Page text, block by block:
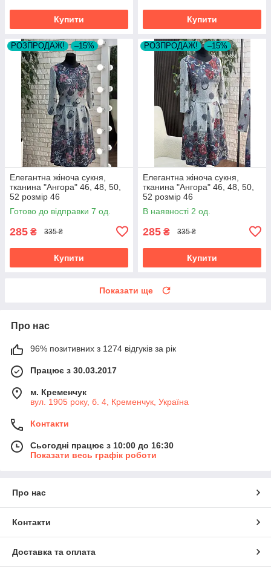
Купити Купити
РОЗПРОДАЖ! –15%
Елегантна жіноча сукня,
тканина "Ангора" 46, 48, 50,
52 розмір 46
Готово до відправки 7 од.
285 ₴ 335 ₴
Купити
РОЗПРОДАЖ! –15%
Елегантна жіноча сукня,
тканина "Ангора" 46, 48, 50,
52 розмір 46
В наявності 2 од.
285 ₴ 335 ₴
Купити
Показати ще
Про нас
96% позитивних з 1274 відгуків за рік
Працює з 30.03.2017
м. Кременчук
вул. 1905 року, б. 4, Кременчук, Україна
Контакти
Сьогодні працює з 10:00 до 16:30
Показати весь графік роботи
Про нас
Контакти
Доставка та оплата